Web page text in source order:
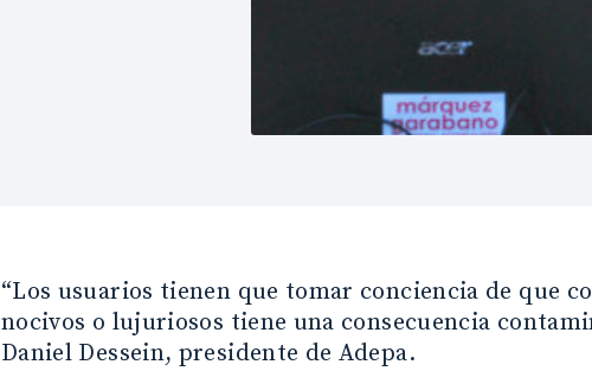
“Los usuarios tienen que tomar conciencia de que
nocivos o lujuriosos tiene una consecuencia
Daniel Dessein, presidente de Adepa.